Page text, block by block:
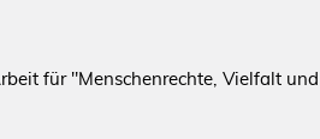
für "Menschenrechte, Vielfalt und